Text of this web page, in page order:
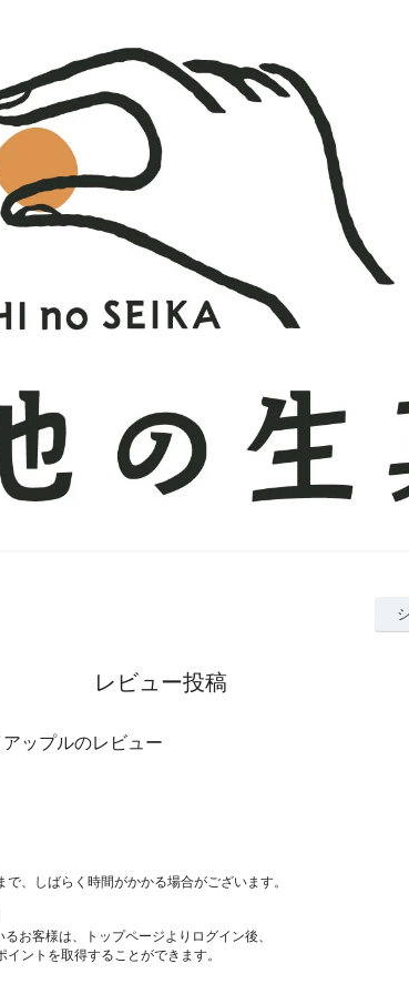
レビュー投稿
アップルのレビュー
、しばらく時間がかかる場合がございます。
お客様は、トップページよりログイン後、
ントを取得することができます。